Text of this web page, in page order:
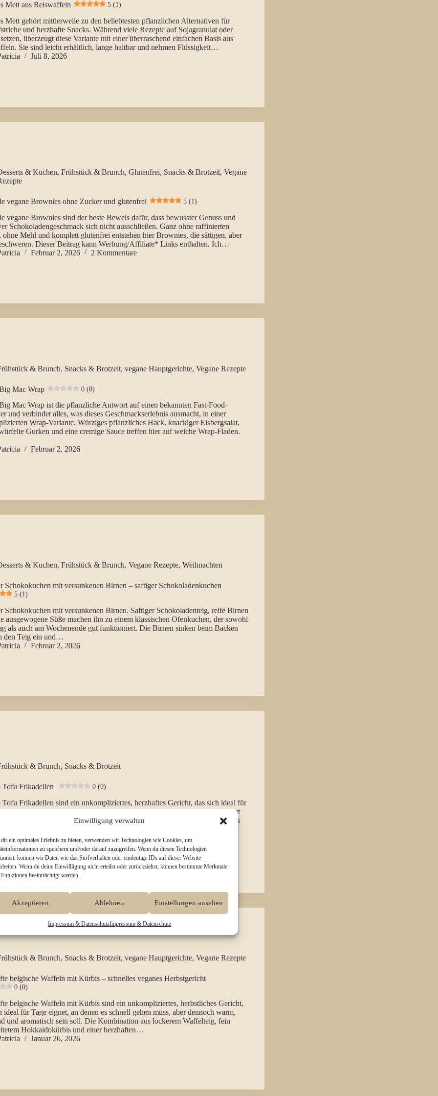
Einwilligung verwalten
ein optimales Erlebnis zu bieten, verwenden wir Technologien wie Cookies, um
zu speichern und/oder darauf zuzugreifen. Wenn du diesen Technologien
können wir Daten wie das Surfverhalten oder eindeutige IDs auf dieser Website
Wenn du deine Einwillligung nicht erteilst oder zurückziehst, können bestimmte Merkmale
beeinträchtigt werden.
Akzeptieren Ablehnen Einstellungen ansehen
Impressum & DatenschutzImpressum & Datenschutz
Mett aus Reiswaffeln 5 (1)
Mett gehört mittlerweile zu den beliebtesten pflanzlichen Alternativen für
und herzhafte Snacks. Während viele Rezepte auf Sojagranulat oder
überzeugt diese Variante mit einer überraschend einfachen Basis aus
Sie sind leicht erhältlich, lange haltbar und nehmen Flüssigkeit…
Juli 8, 2026
& Kuchen, Frühstück & Brunch, Glutenfrei, Snacks & Brotzeit, Vegane
vegane Brownies ohne Zucker und glutenfrei 5 (1)
vegane Brownies sind der beste Beweis dafür, dass bewusster Genuss und
Schokoladengeschmack sich nicht ausschließen. Ganz ohne raffinierten
ohne Mehl und komplett glutenfrei entstehen hier Brownies, die sättigen, aber
Dieser Beitrag kann Werbung/Affiliate* Links enthalten. Ich…
Februar 2, 2026 2 Kommentare
& Brunch, Snacks & Brotzeit, vegane Hauptgerichte, Vegane Rezepte
Mac Wrap 0 (0)
Mac Wrap ist die pflanzliche Antwort auf einen bekannten Fast-Food-
und verbindet alles, was dieses Geschmackserlebnis ausmacht, in einer
Wrap-Variante. Würziges pflanzliches Hack, knackiger Eisbergsalat,
Gurken und eine cremige Sauce treffen hier auf weiche Wrap-Fladen.
Februar 2, 2026
& Kuchen, Frühstück & Brunch, Vegane Rezepte, Weihnachten
Schokokuchen mit versunkenen Birnen – saftiger Schokoladenkuchen
5 (1)
Schokokuchen mit versunkenen Birnen. Saftiger Schokoladenteig, reife Birnen
ausgewogene Süße machen ihn zu einem klassischen Ofenkuchen, der sowohl
als auch am Wochenende gut funktioniert. Die Birnen sinken beim Backen
den Teig ein und…
Februar 2, 2026
& Brunch, Snacks & Brotzeit
Tofu Frikadellen 0 (0)
Tofu Frikadellen sind ein unkompliziertes, herzhaftes Gericht, das sich ideal für
eignet. Sie kommen ohne aufwendige Zutaten aus, sind schnell vorbereitet
sich vielseitig einsetzen. Ob als Snack, zum Abendbrot, für Partys oder als
Beilage – vegane…
Januar 26, 2026
& Brunch, Snacks & Brotzeit, vegane Hauptgerichte, Vegane Rezepte
belgische Waffeln mit Kürbis – schnelles veganes Herbstgericht
0 (0)
belgische Waffeln mit Kürbis sind ein unkompliziertes, herbstliches Gericht,
ideal für Tage eignet, an denen es schnell gehen muss, aber dennoch warm,
und aromatisch sein soll. Die Kombination aus lockerem Waffelteig, fein
Hokkaidokürbis und einer herzhaften…
Januar 26, 2026